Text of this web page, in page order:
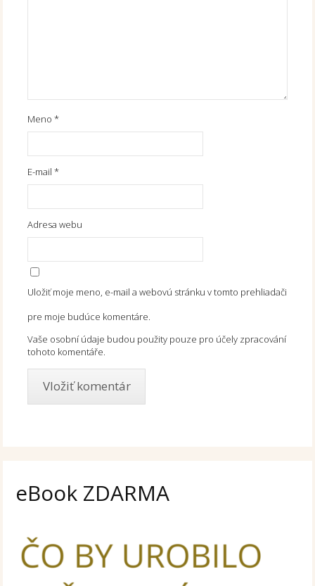
Meno*
E-mail*
Adresa webu
Uložiť moje meno, e-mail a webovú stránku v tomto prehliadači
pre moje budúce komentáre.
Vaše osobní údaje budou použity pouze pro účely zpracování
tohoto komentáře.
eBook ZDARMA